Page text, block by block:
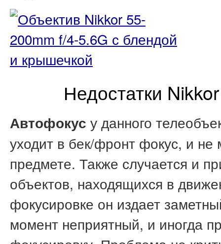
Недостатки
Автофокус у данного
уходит в бек/фронт фокус, и не
предмете. Также случается и
объектов, находящихся в
фокусировке он издает
момент неприятный, и иногда